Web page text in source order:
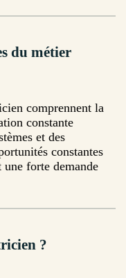
du métier
comprennent la
constante
et des
constantes
forte demande
?